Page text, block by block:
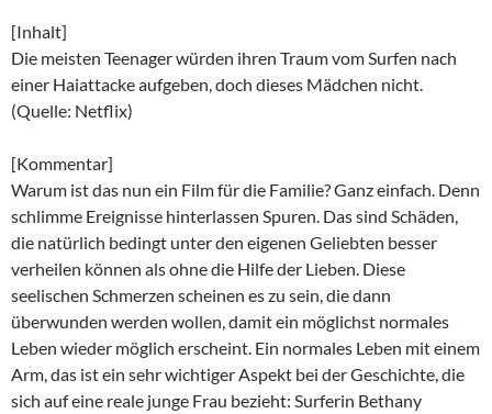
[Inhalt]
Die meisten Teenager würden ihren Traum vom Surfen nach
einer Haiattacke aufgeben, doch dieses Mädchen nicht.
(Quelle: Netflix)
[Kommentar]
Warum ist das nun ein Film für die Familie? Ganz einfach. Denn
schlimme Ereignisse hinterlassen Spuren. Das sind Schäden,
die natürlich bedingt unter den eigenen Geliebten besser
verheilen können als ohne die Hilfe der Lieben. Diese
seelischen Schmerzen scheinen es zu sein, die dann
überwunden werden wollen, damit ein möglichst normales
Leben wieder möglich erscheint. Ein normales Leben mit einem
Arm, das ist ein sehr wichtiger Aspekt bei der Geschichte, die
sich auf eine reale junge Frau bezieht: Surferin Bethany